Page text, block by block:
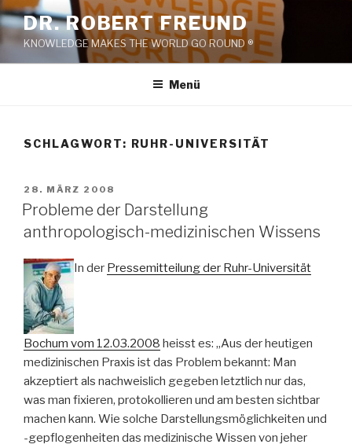
Zum
Inhalt
springen
DR. ROBERT FREUND
KNOWLEDGE MAKES THE WORLD GO ROUND ®
Menü
SCHLAGWORT: RUHR-UNIVERSITÄT
VERÖFFENTLICHT
AM
28. MÄRZ 2008
Probleme der Darstellung
anthropologisch-medizinischen Wissens
In der Pressemitteilung der Ruhr-Universität
Bochum vom 12.03.2008 heisst es: „Aus der heutigen
medizinischen Praxis ist das Problem bekannt: Man
akzeptiert als nachweislich gegeben letztlich nur das,
was man fixieren, protokollieren und am besten sichtbar
machen kann. Wie solche Darstellungsmöglichkeiten und
-gepflogenheiten das medizinische Wissen von jeher